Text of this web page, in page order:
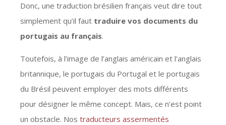
Donc, une traduction brésilien français veut dire tout
simplement qu’il faut traduire vos documents du
portugais au français.
Toutefois, à l’image de l’anglais américain et l’anglais
britannique, le portugais du Portugal et le portugais
du Brésil peuvent employer des mots différents
pour désigner le même concept. Mais, ce n’est point
un obstacle. Nos traducteurs assermentés